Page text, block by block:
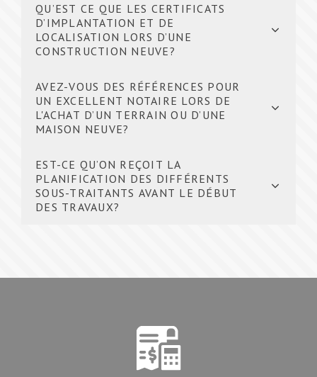
QU’EST CE QUE LES CERTIFICATS
D’IMPLANTATION ET DE
LOCALISATION LORS D’UNE
CONSTRUCTION NEUVE?
AVEZ-VOUS DES RÉFÉRENCES POUR
UN EXCELLENT NOTAIRE LORS DE
L'ACHAT D’UN TERRAIN OU D’UNE
MAISON NEUVE?
EST-CE QU’ON REÇOIT LA
PLANIFICATION DES DIFFÉRENTS
SOUS-TRAITANTS AVANT LE DÉBUT
DES TRAVAUX?